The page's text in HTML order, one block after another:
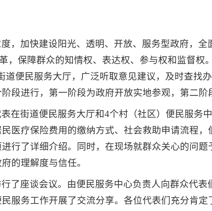
，加快建设阳光、透明、开放、服务型政府，
，保障群众的知情权、表达权、参与权和监督权
道便民服务大厅，广泛听取意见建议，及时查找
段进行，第一阶段为政府开放实地参观，第二阶
在街道便民服务大厅和4个村（社区）便民服务
医疗保险费用的缴纳方式、社会救助申请流程
行了详细介绍。同时，在现场就群众关心的问
的理解度与信任。
了座谈会议。由便民服务中心负责人向群众代
服务工作开展了交流分享。各位代表们充分肯